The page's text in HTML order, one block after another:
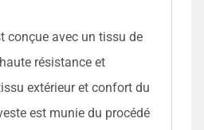
conçue avec un tissu de
résistance et
extérieur et confort du
est munie du procédé